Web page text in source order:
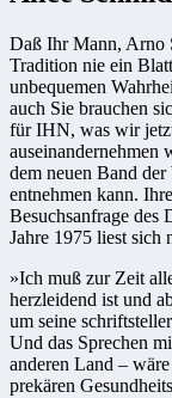
Daß Ihr Mann, Arno
Tradition nie ein
unbequemen
auch Sie brauchen
für IHN, was wir
auseinandernehmen
dem neuen Band
entnehmen kann.
Besuchsanfrage des
Jahre 1975 liest sich
»Ich muß zur Zeit
herzleidend ist und
um seine
Und das Sprechen
anderen Land –
prekären